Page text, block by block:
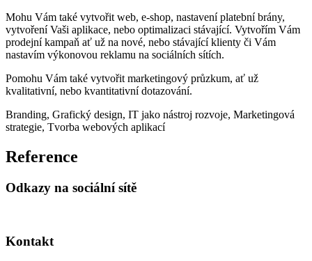
Mohu Vám také vytvořit web, e-shop, nastavení platební brány,
vytvoření Vaši aplikace, nebo optimalizaci stávající. Vytvořím Vám
prodejní kampaň ať už na nové, nebo stávající klienty či Vám
nastavím výkonovou reklamu na sociálních sítích.
Pomohu Vám také vytvořit marketingový průzkum, ať už
kvalitativní, nebo kvantitativní dotazování.
Branding, Grafický design, IT jako nástroj rozvoje, Marketingová
strategie, Tvorba webových aplikací
Reference
Odkazy na sociální sítě
Kontakt